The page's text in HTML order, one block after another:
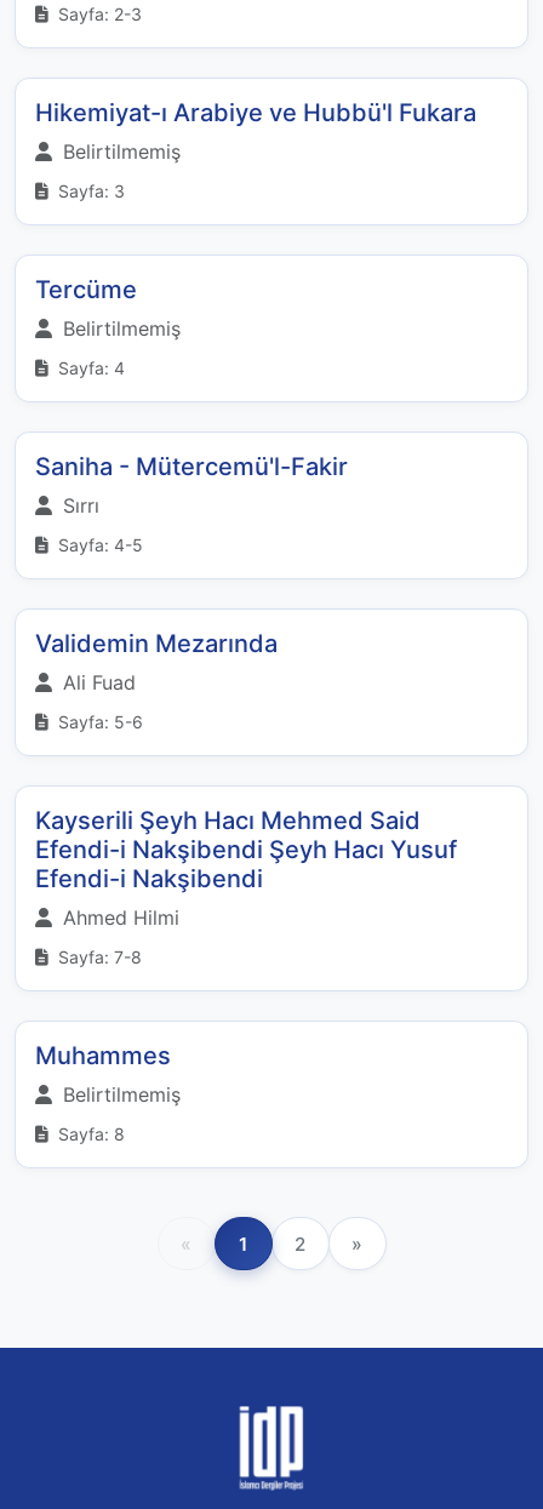
Sayfa: 2-3
Hikemiyat-ı Arabiye ve Hubbü'l Fukara
Belirtilmemiş
Sayfa: 3
Tercüme
Belirtilmemiş
Sayfa: 4
Saniha - Mütercemü'l-Fakir
Sırrı
Sayfa: 4-5
Validemin Mezarında
Ali Fuad
Sayfa: 5-6
Kayserili Şeyh Hacı Mehmed Said
Efendi-i Nakşibendi Şeyh Hacı Yusuf
Efendi-i Nakşibendi
Ahmed Hilmi
Sayfa: 7-8
Muhammes
Belirtilmemiş
Sayfa: 8
« 1 2 »